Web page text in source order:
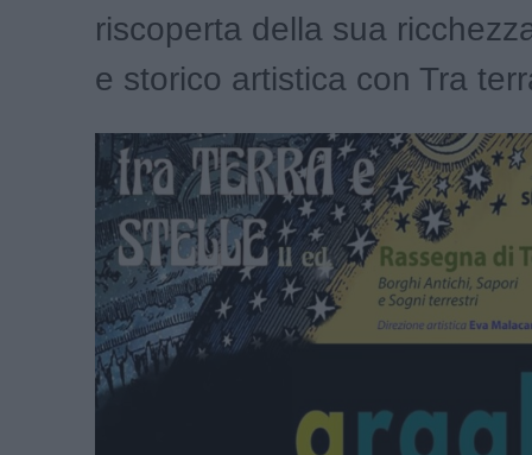
riscoperta della sua
e storico artistica con Tra